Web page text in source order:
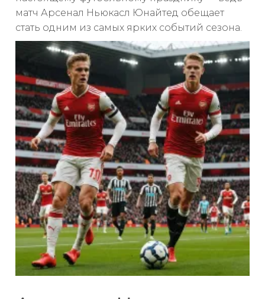
матч Арсенал Ньюкасл Юнайтед обещает
стать одним из самых ярких событий сезона.